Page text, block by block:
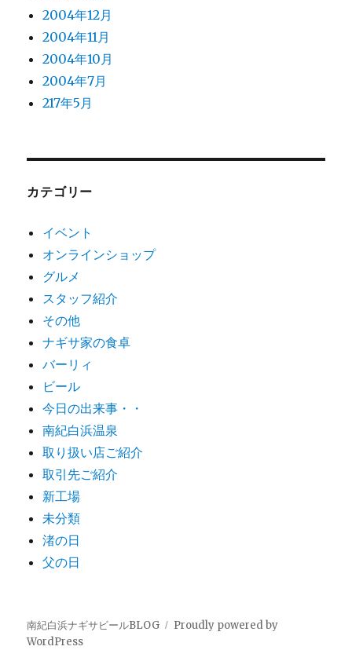
2004年12月
2004年11月
2004年10月
2004年7月
217年5月
カテゴリー
イベント
オンラインショップ
グルメ
スタッフ紹介
その他
ナギサ家の食卓
バーリィ
ビール
今日の出来事・・
南紀白浜温泉
取り扱い店ご紹介
取引先ご紹介
新工場
未分類
渚の日
父の日
南紀白浜ナギサビールBLOG
Proudly powered by
WordPress